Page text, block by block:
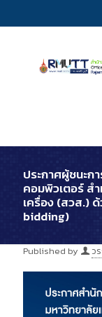
ประกาศผู้ชนะก
คอมพิวเตอร์ ส
เครื่อง (สวส.)
bidding)
Published by ว